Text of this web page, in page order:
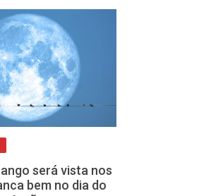
será vista nos
bem no dia do